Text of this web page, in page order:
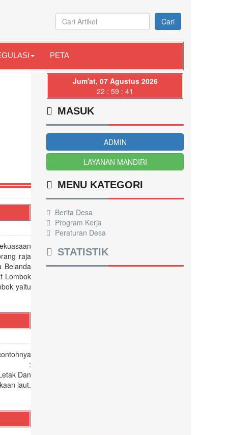
Cari
PETA
raja
Belanda
Lombok
yaitu
:
Dan
laut.
Jum'at, 07 Agustus 2026
22 : 59 : 42
MASUK
ADMIN
LAYANAN MANDIRI
MENU KATEGORI
Berita Desa
Program Kerja
Peraturan Desa
STATISTIK